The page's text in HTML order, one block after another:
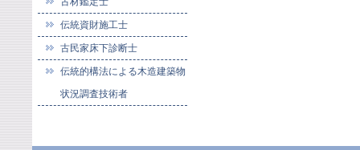
伝統資財施工士
古民家床下診断士
伝統的構法による木造建築物
状況調査技術者